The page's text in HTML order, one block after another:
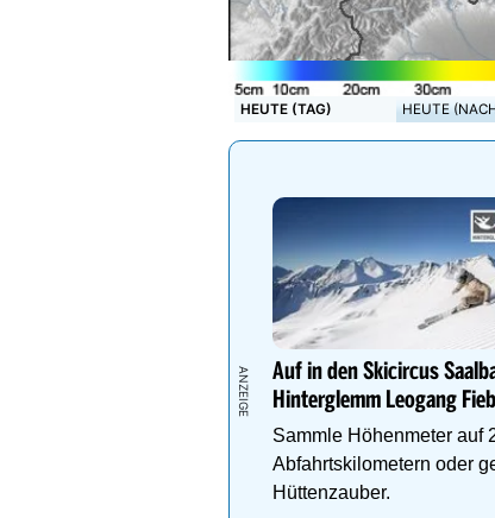
HEUTE (TAG) HEUTE
Auf in den Skicircus
Hinterglemm Leogang
Sammle Höhenmeter auf
Abfahrtskilometern oder
Hüttenzauber.